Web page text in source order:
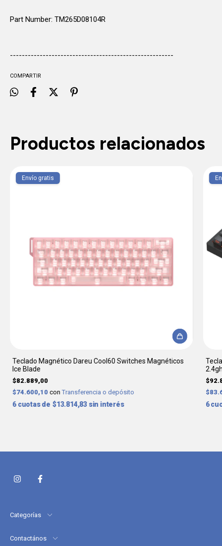
Part Number: TM265D08104R
-------------------------------------------------------
COMPARTIR
Productos relacionados
Envío gratis
Teclado Magnético Dareu Cool60 Switches Magnéticos
Ice Blade
$82.889,00
$74.600,10 con Transferencia o depósito
6 $13.814,83 sin interés 6
Categorías
Contactános